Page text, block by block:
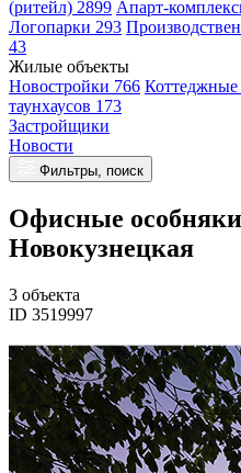
(ритейл) 2899 Апарт-
Логопарки 293
43
Жилые объекты
Новостройки 766 Коттеджные
таунхаусов 173
Застройщики
Новости
Фильтры, поиск
Офисные
Новокузнецкая
3 объекта
ID 3519997